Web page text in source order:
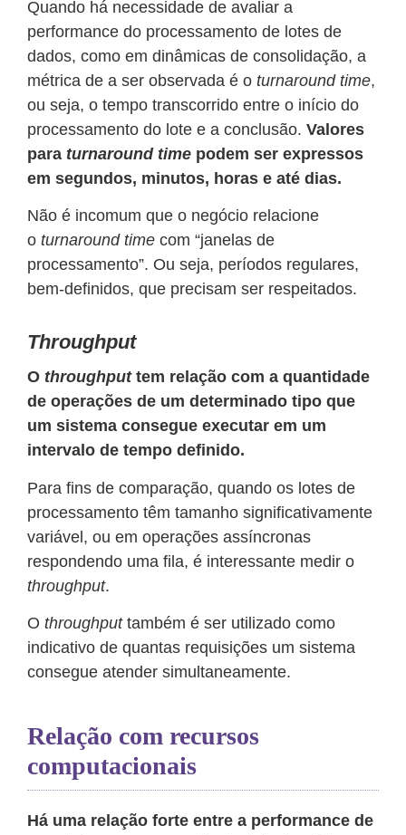
Quando há necessidade de avaliar a
performance do processamento de lotes de
dados, como em dinâmicas de consolidação, a
métrica de a ser observada é o turnaround time,
ou seja, o tempo transcorrido entre o início do
processamento do lote e a conclusão. Valores
para turnaround time podem ser expressos
em segundos, minutos, horas e até dias.
Não é incomum que o negócio relacione
o turnaround time com “janelas de
processamento”. Ou seja, períodos regulares,
bem-definidos, que precisam ser respeitados.
Throughput
O throughput tem relação com a quantidade
de operações de um determinado tipo que
um sistema consegue executar em um
intervalo de tempo definido.
Para fins de comparação, quando os lotes de
processamento têm tamanho significativamente
variável, ou em operações assíncronas
respondendo uma fila, é interessante medir o
throughput.
O throughput também é ser utilizado como
indicativo de quantas requisições um sistema
consegue atender simultaneamente.
Relação com recursos
computacionais
Há uma relação forte entre a performance de